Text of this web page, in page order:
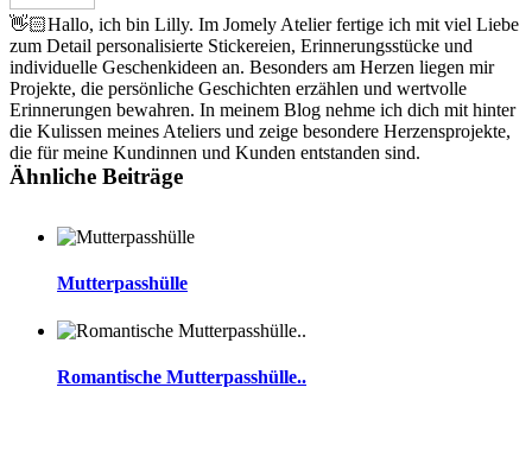
👋🏻Hallo, ich bin Lilly. Im Jomely Atelier fertige ich mit viel Liebe
zum Detail personalisierte Stickereien, Erinnerungsstücke und
individuelle Geschenkideen an. Besonders am Herzen liegen mir
Projekte, die persönliche Geschichten erzählen und wertvolle
Erinnerungen bewahren. In meinem Blog nehme ich dich mit hinter
die Kulissen meines Ateliers und zeige besondere Herzensprojekte,
die für meine Kundinnen und Kunden entstanden sind.
Ähnliche Beiträge
Mutterpasshülle
Romantische Mutterpasshülle..